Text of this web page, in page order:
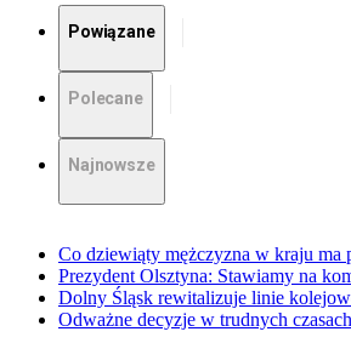
Powiązane
Polecane
Najnowsze
Co dziewiąty mężczyzna w kraju ma
Prezydent Olsztyna: Stawiamy na
Dolny Śląsk rewitalizuje linie
Odważne decyzje w trudnych czasach